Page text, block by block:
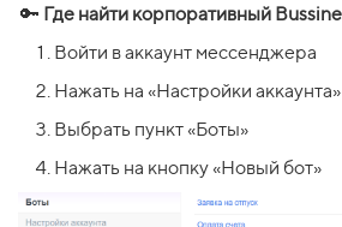
🔑 Где найти корпоративный
Войти в аккаунт мессенджера
Нажать на «Настройки аккаунта»
Выбрать пункт «Боты»
Нажать на кнопку «Новый бот»